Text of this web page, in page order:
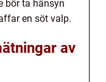
bör ta hänsyn
en söt valp.
av